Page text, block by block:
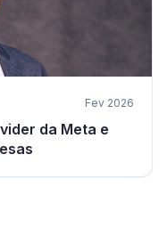
Fev 2026
da Meta e